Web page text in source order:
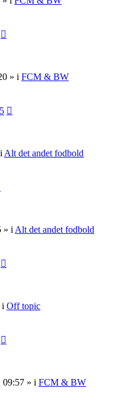
» i FCM & BW
Alt det andet fodbold
» i Alt det andet fodbold
i Off topic
09:57 » i FCM & BW